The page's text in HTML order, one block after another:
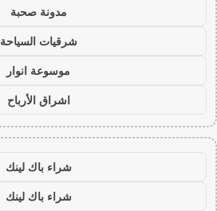
مدونة صحبة
شرقيات السياحة
موسوعة انوار
اشراق الأرباح
شراء باك لينك
شراء باك لينك